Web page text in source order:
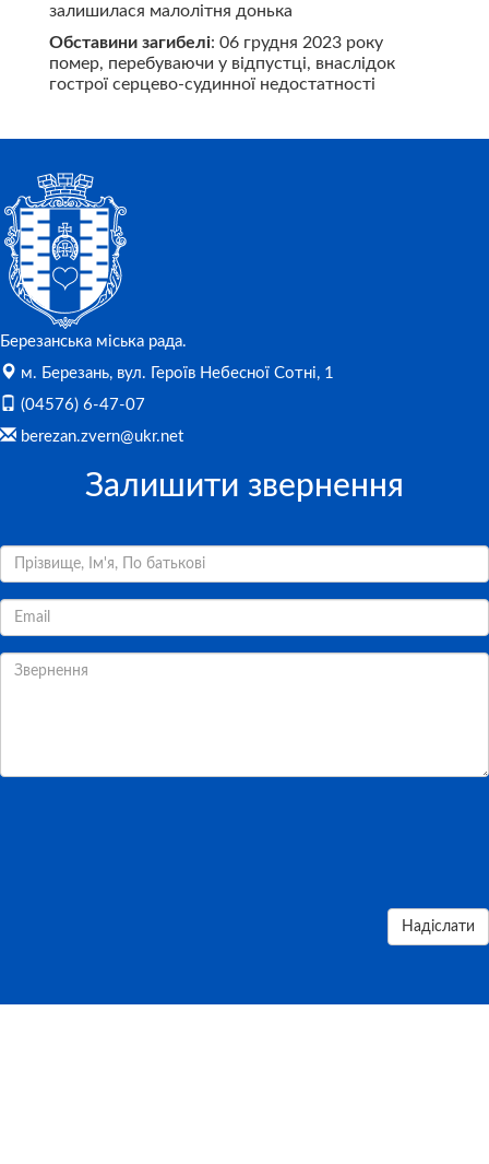
залишилася малолітня донька
Обставини загибелі: 06 грудня 2023 року
помер, перебуваючи у відпустці, внаслідок
гострої серцево-судинної недостатності
Березанська міська рада.
м. Березань, вул. Героїв Небесної Сотні, 1
(04576) 6-47-07
berezan.zvern@ukr.net
Залишити звернення
Надіслати